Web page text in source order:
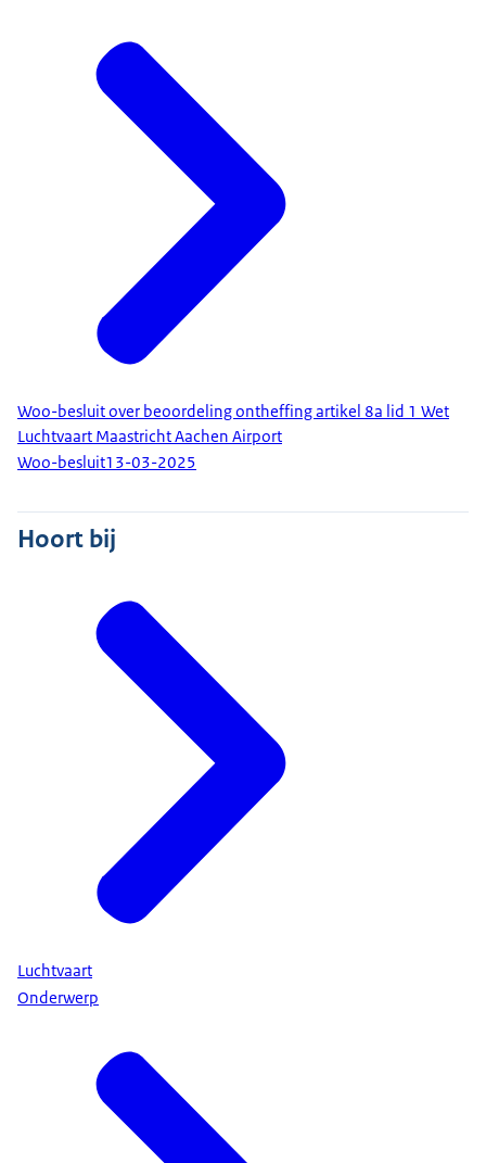
Woo-besluit over beoordeling ontheffing artikel 8a lid 1 Wet
Luchtvaart Maastricht Aachen Airport
Woo-besluit13-03-2025
Hoort bij
Luchtvaart
Onderwerp